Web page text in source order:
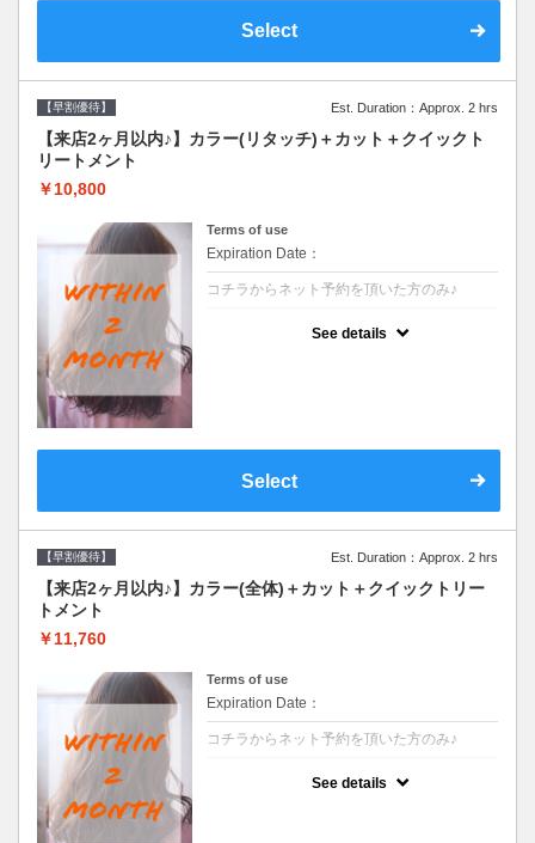
Select
【早割優待】 Est. Duration：Approx. 2 hrs
【来店2ヶ月以内♪】カラー(リタッチ)＋カット＋クイックト
リートメント
￥10,800
Terms of use
Expiration Date：
コチラからネット予約を頂いた方のみ♪
See details
Select
【早割優待】 Est. Duration：Approx. 2 hrs
【来店2ヶ月以内♪】カラー(全体)＋カット＋クイックトリー
トメント
￥11,760
Terms of use
Expiration Date：
コチラからネット予約を頂いた方のみ♪
See details